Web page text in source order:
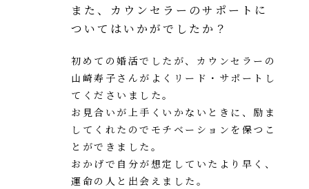
また、カウンセラーのサポートに
ついてはいかがでしたか？
初めての婚活でしたが、カウンセラーの
山崎寿子さんがよくリード・サポートし
てくださいました。
お見合いが上手くいかないときに、励ま
してくれたのでモチベーションを保つこ
とができました。
おかげで自分が想定していたより早く、
運命の人と出会えました。